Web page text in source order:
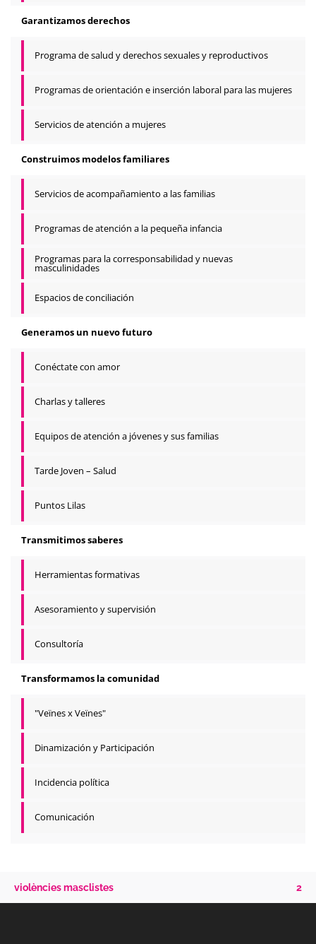
Garantizamos derechos
Programa de salud y derechos sexuales y reproductivos
Programas de orientación e inserción laboral para las mujeres
Servicios de atención a mujeres
Construimos modelos familiares
Servicios de acompañamiento a las familias
Programas de atención a la pequeña infancia
Programas para la corresponsabilidad y nuevas
masculinidades
Espacios de conciliación
Generamos un nuevo futuro
Conéctate con amor
Charlas y talleres
Equipos de atención a jóvenes y sus familias
Tarde Joven – Salud
Puntos Lilas
Transmitimos saberes
Herramientas formativas
Asesoramiento y supervisión
Consultoría
Transformamos la comunidad
"Veïnes x Veïnes"
Dinamización y Participación
Incidencia política
Comunicación
violències masclistes 2